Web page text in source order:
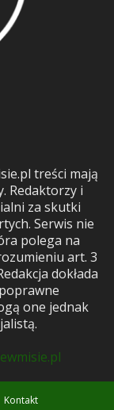
treści mają
Redaktorzy i
za skutki
Serwis nie
polega na
art. 3
dokłada
one jednak
Kontakt